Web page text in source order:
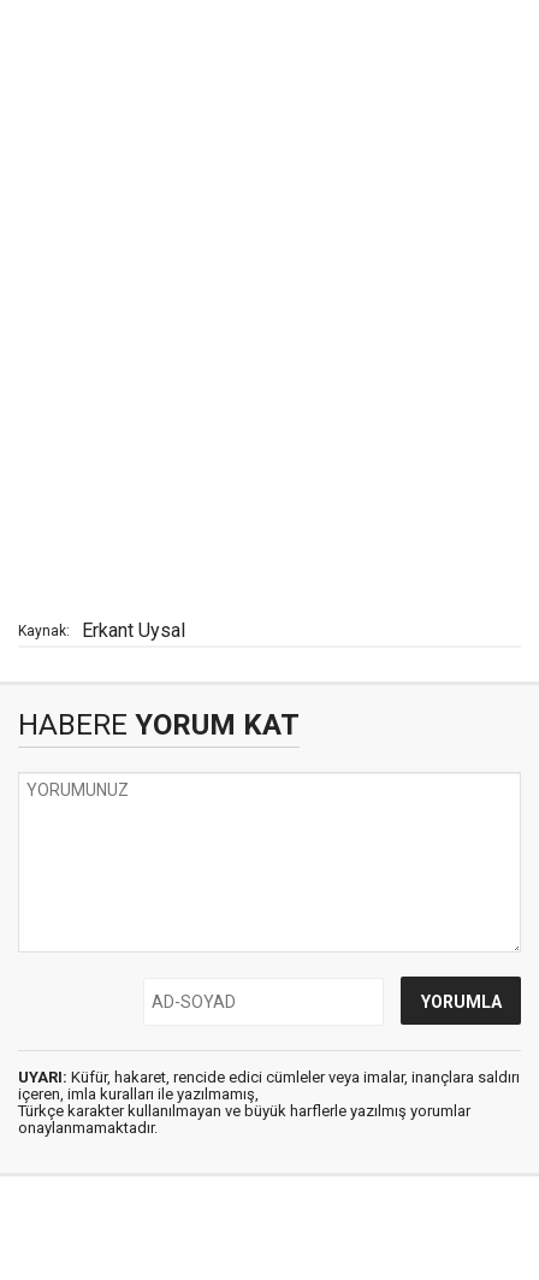
Kaynak: Erkant Uysal
HABERE YORUM KAT
UYARI: Küfür, hakaret, rencide edici cümleler veya imalar, inançlara saldırı
içeren, imla kuralları ile yazılmamış,
Türkçe karakter kullanılmayan ve büyük harflerle yazılmış yorumlar
onaylanmamaktadır.